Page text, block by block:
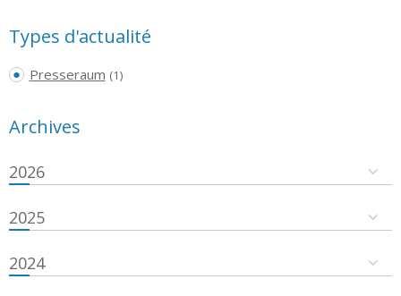
Types d'actualité
Presseraum (1)
Archives
2026
2025
2024